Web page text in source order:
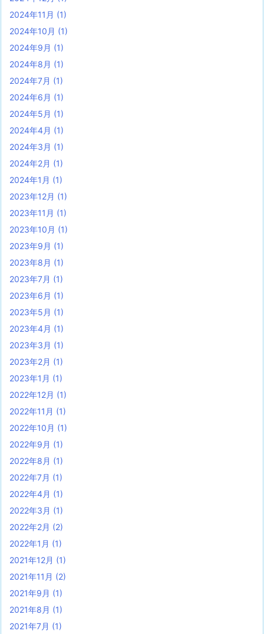
2024年11月 (1)
2024年10月 (1)
2024年9月 (1)
2024年8月 (1)
2024年7月 (1)
2024年6月 (1)
2024年5月 (1)
2024年4月 (1)
2024年3月 (1)
2024年2月 (1)
2024年1月 (1)
2023年12月 (1)
2023年11月 (1)
2023年10月 (1)
2023年9月 (1)
2023年8月 (1)
2023年7月 (1)
2023年6月 (1)
2023年5月 (1)
2023年4月 (1)
2023年3月 (1)
2023年2月 (1)
2023年1月 (1)
2022年12月 (1)
2022年11月 (1)
2022年10月 (1)
2022年9月 (1)
2022年8月 (1)
2022年7月 (1)
2022年4月 (1)
2022年3月 (1)
2022年2月 (2)
2022年1月 (1)
2021年12月 (1)
2021年11月 (2)
2021年9月 (1)
2021年8月 (1)
2021年7月 (1)